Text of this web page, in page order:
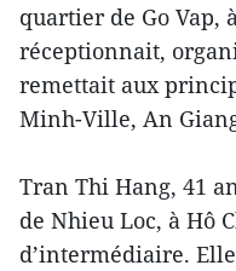
quartier de Go Vap,
réceptionnait,
remettait aux
Minh-Ville, An
Tran Thi Hang, 41
de Nhieu Loc, à Hô
d’intermédiaire.